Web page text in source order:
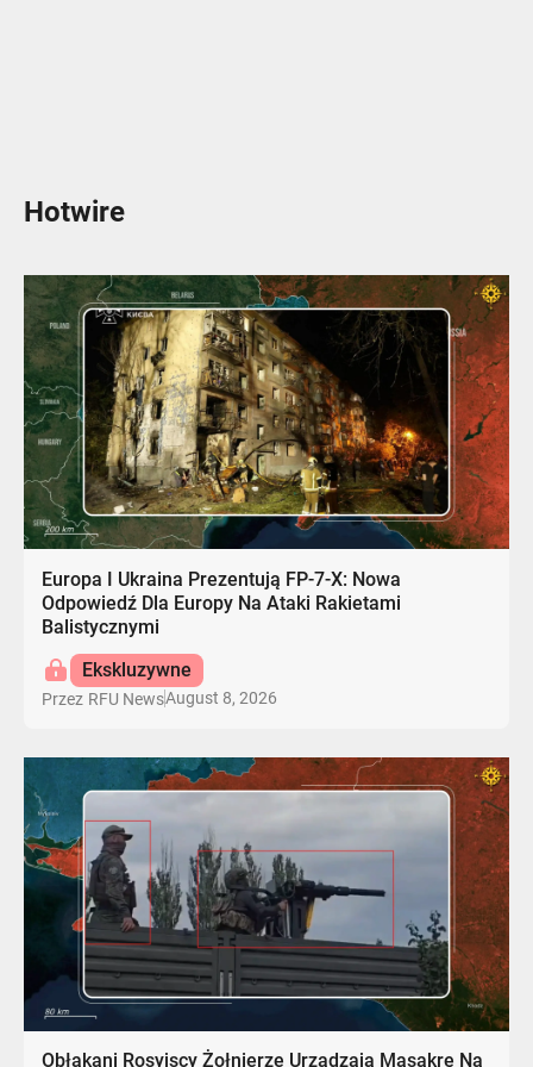
Hotwire
Europa I Ukraina Prezentują FP-7-X: Nowa
Odpowiedź Dla Europy Na Ataki Rakietami
Balistycznymi
Ekskluzywne
Przez RFU NewsAugust 8, 2026
Obłąkani Rosyjscy Żołnierze Urządzają Masakrę Na